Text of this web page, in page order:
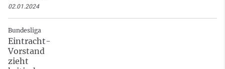
02.01.2024
Bundesliga
Eintracht-
Vorstand
zieht